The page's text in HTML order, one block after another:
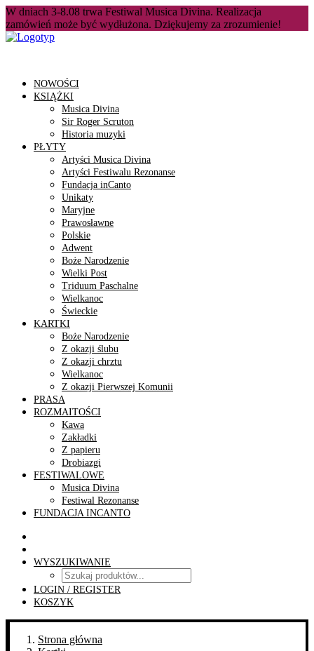
W dniach 3-8.08 trwa Festiwal Musica Divina. Realizacja
zamówień może być wydłużona. Dziękujemy za zrozumienie!
NOWOŚCI
KSIĄŻKI
Musica Divina
Sir Roger Scruton
Historia muzyki
PŁYTY
Artyści Musica Divina
Artyści Festiwalu Rezonanse
Fundacja inCanto
Unikaty
Maryjne
Prawosławne
Polskie
Adwent
Boże Narodzenie
Wielki Post
Triduum Paschalne
Wielkanoc
Świeckie
KARTKI
Boże Narodzenie
Z okazji ślubu
Z okazji chrztu
Wielkanoc
Z okazji Pierwszej Komunii
PRASA
ROZMAITOŚCI
Kawa
Zakładki
Z papieru
Drobiazgi
FESTIWALOWE
Musica Divina
Festiwal Rezonanse
FUNDACJA INCANTO
WYSZUKIWANIE
LOGIN / REGISTER
KOSZYK
Strona główna